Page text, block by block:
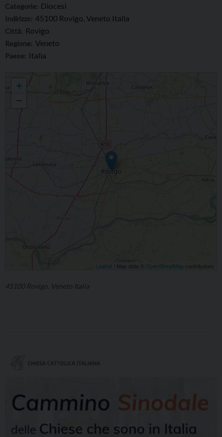
Categorie: Diocesi
Indirizzo: 45100 Rovigo, Veneto Italia
Città: Rovigo
Regione: Veneto
Paese: Italia
+
−
Leaflet | Map data © OpenStreetMap contributors
45100 Rovigo, Veneto Italia